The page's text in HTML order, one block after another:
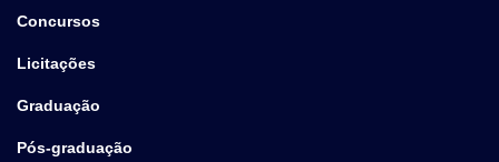
Concursos
Licitações
Graduação
Pós-graduação